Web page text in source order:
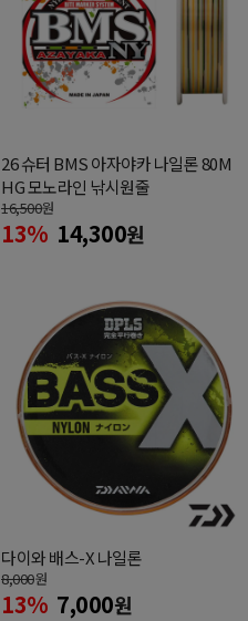
26 슈터 BMS 아자야카 나일론 80M
HG 모노라인 낚시원줄
16,500원
13% 14,300원
다이와 배스-X 나일론
8,000원
13% 7,000원